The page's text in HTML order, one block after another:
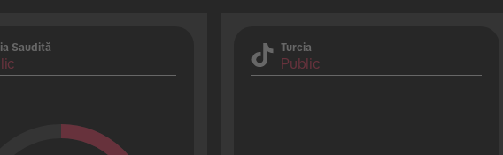
Saudită Turcia
Public